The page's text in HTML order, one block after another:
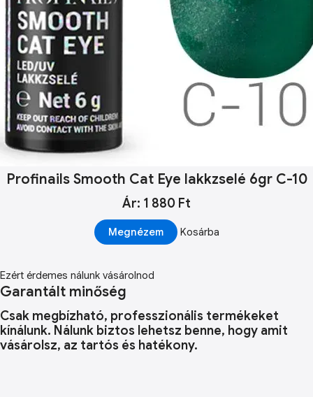
Profinails Smooth Cat Eye lakkzselé 6gr C-10
Ár: 1 880 Ft
Megnézem Kosárba
Ezért érdemes nálunk vásárolnod
Garantált minőség
Csak megbízható, professzionális termékeket
kínálunk. Nálunk biztos lehetsz benne, hogy amit
vásárolsz, az tartós és hatékony.